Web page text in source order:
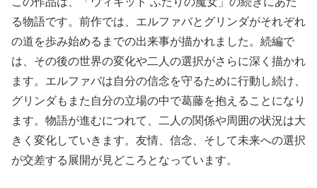
る物語です。前作では、エルファバとグリンダがそれぞれ
の道を歩み始めるまでの出来事が描かれました。続編で
は、その後の世界の変化や二人の選択がさらに深く描かれ
ます。エルファバは自分の信念を守るために行動し続け、
グリンダもまた自分の立場の中で葛藤を抱えることになり
ます。物語が進むにつれて、二人の関係や周囲の状況は大
きく変化していきます。友情、信念、そして未来への選択
が交差する展開が見どころとなっています。